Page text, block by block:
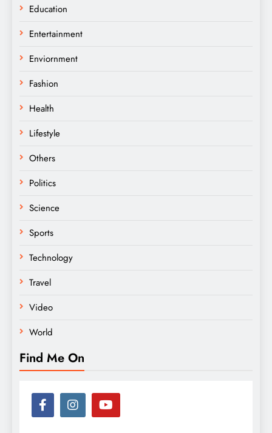
Education
Entertainment
Enviornment
Fashion
Health
Lifestyle
Others
Politics
Science
Sports
Technology
Travel
Video
World
Find Me On